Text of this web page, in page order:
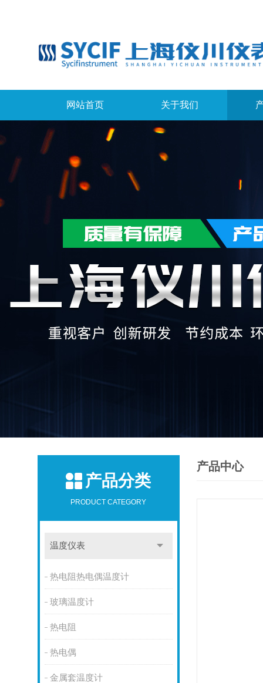
网站首页 关于我们
产品分类
PRODUCT CATEGORY
温度仪表
热电阻热电偶温度计
玻璃温度计
热电阻
热电偶
金属套温度计
产品中心